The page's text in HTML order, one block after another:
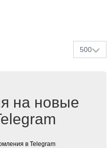
500
на новые
в Telegram